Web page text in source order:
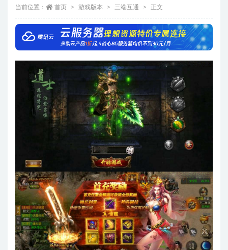
当前位置： 首页 游戏版本 三端互通 正文